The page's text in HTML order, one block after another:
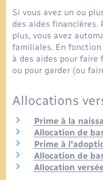
Seniors
Transports
Si vous avez un ou
des aides financières.
plus, vous avez
familiales. En fonction
à des aides pour faire
ou pour garder (ou
Allocations
Prime à la
Allocation de
Prime à
Allocation de
Allocation